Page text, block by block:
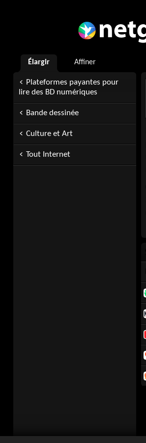
Élargir Affiner
Plateformes payantes pour
lire des BD numériques
Bande dessinée
Culture et Art
Tout Internet